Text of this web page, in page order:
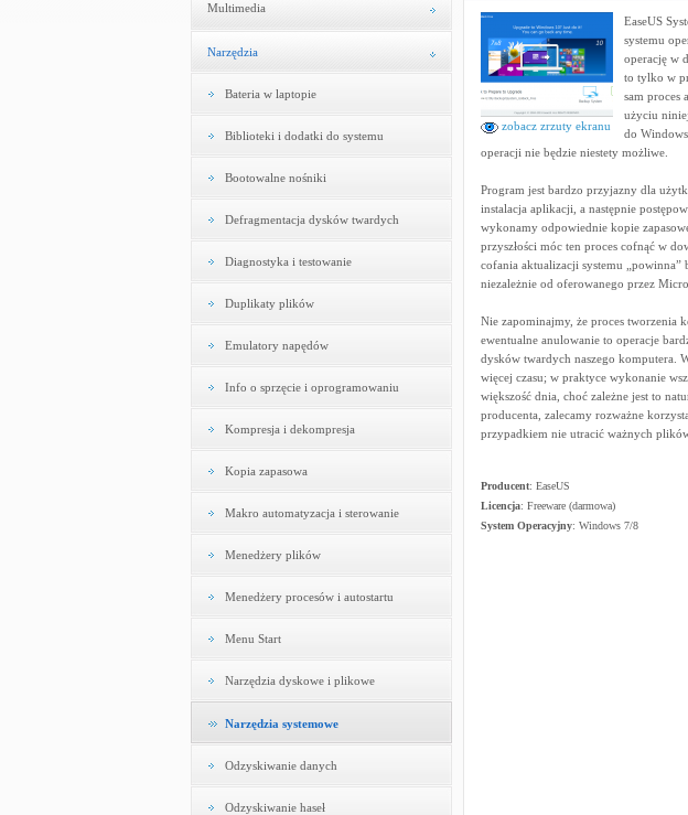
Multimedia
Narzędzia
Bateria w laptopie
Biblioteki i dodatki do systemu
Bootowalne nośniki
Defragmentacja dysków twardych
Diagnostyka i testowanie
Duplikaty plików
Emulatory napędów
Info o sprzęcie i oprogramowaniu
Kompresja i dekompresja
Kopia zapasowa
Makro automatyzacja i sterowanie
Menedżery plików
Menedżery procesów i autostartu
Menu Start
Narzędzia dyskowe i plikowe
Narzędzia systemowe
Odzyskiwanie danych
Odzyskiwanie haseł
zobacz zrzuty ekranu
EaseUS
systemu
operację w
to tylko w
sam proces
użyciu
do
operacji nie będzie niestety możliwe.
Program jest bardzo przyjazny dla
instalacja aplikacji, a następnie
wykonamy odpowiednie kopie
przyszłości móc ten proces cofnąć w
cofania aktualizacji systemu „powinna”
niezależnie od oferowanego przez
Nie zapominajmy, że proces tworzenia
ewentualne anulowanie to operacje
dysków twardych naszego komputera.
więcej czasu; w praktyce wykonanie
większość dnia, choć zależne jest to
producenta, zalecamy rozważne
przypadkiem nie utracić ważnych
Producent: EaseUS
Licencja: Freeware (darmowa)
System Operacyjny: Windows 7/8